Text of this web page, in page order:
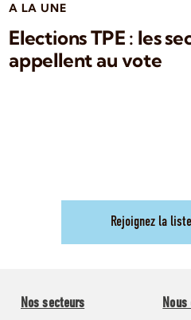
A LA UNE
Elections TPE : les
appellent au vote
Rejoignez la
Nos secteurs